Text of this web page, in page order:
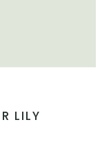
LILY